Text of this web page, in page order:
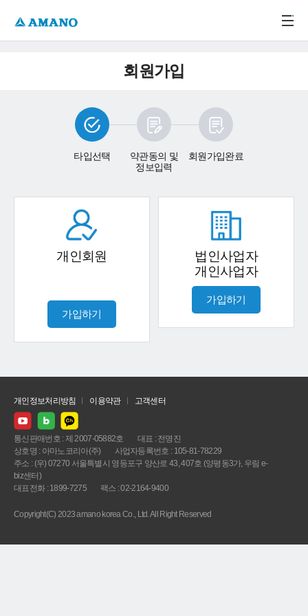
회원가입
타입선택
약관동의 및
정보입력
회원가입완료
개인회원
가입하기
법인사업자
개인사업자
가입하기
개인정보처리방침 이용약관 고객센터
통신판매번호 : 제 2007-05882호
대표 : 전명진
상호명 : 아마노코리아(주)
사업자등록번호 : 105-81-78229
주소 : (우) 07270 서울특별시 영등포구 양산로 43, 407호 (양평동3가, 우림 e-
biz센터)
대표전화 : 1899-7275
팩스 : 02-2164-9400
Copyright(C) 2023 amano korea Co., Ltd. All Right Reserved